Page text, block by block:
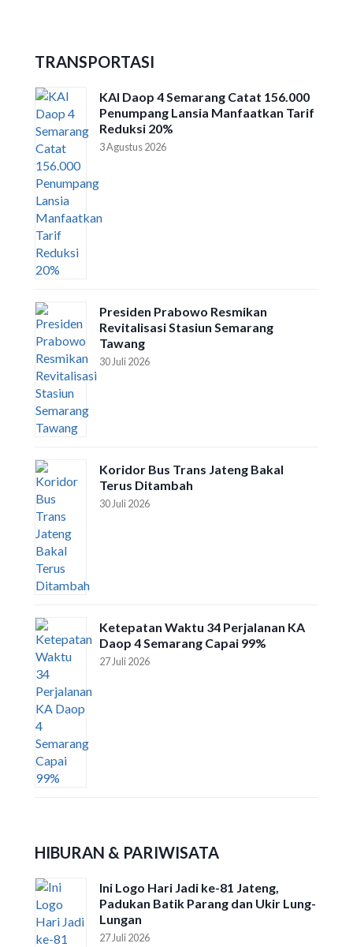
TRANSPORTASI
KAI Daop 4 Semarang Catat 156.000
Penumpang Lansia Manfaatkan Tarif
Reduksi 20%
3 Agustus 2026
Presiden Prabowo Resmikan
Revitalisasi Stasiun Semarang
Tawang
30 Juli 2026
Koridor Bus Trans Jateng Bakal
Terus Ditambah
30 Juli 2026
Ketepatan Waktu 34 Perjalanan KA
Daop 4 Semarang Capai 99%
27 Juli 2026
HIBURAN & PARIWISATA
Ini Logo Hari Jadi ke-81 Jateng,
Padukan Batik Parang dan Ukir Lung-
Lungan
27 Juli 2026